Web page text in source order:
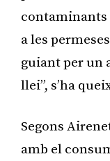
contaminants
a les
guiant per un
llei”, s’ha
Segons
amb el